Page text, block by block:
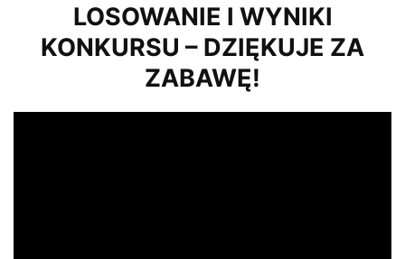
LOSOWANIE I WYNIKI
KONKURSU – DZIĘKUJE ZA
ZABAWĘ!